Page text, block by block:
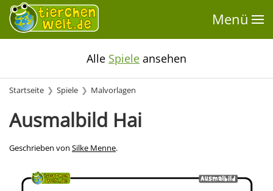
Menü
Alle Spiele ansehen
Startseite Spiele Malvorlagen
Ausmalbild Hai
Geschrieben von Silke Menne.